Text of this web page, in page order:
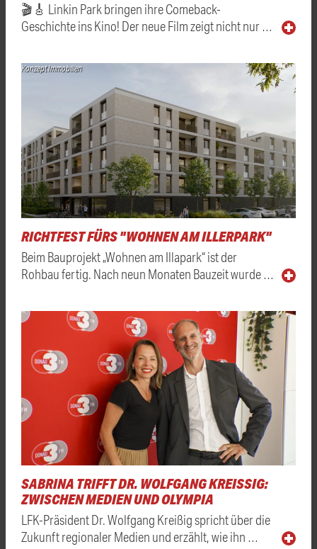
🎬🎸 Linkin Park bringen ihre Comeback-
Geschichte ins Kino! Der neue Film zeigt nicht nur …
Konzept Immobilien
RICHTFEST FÜRS "WOHNEN AM ILLERPARK"
Beim Bauprojekt „Wohnen am Illapark“ ist der
Rohbau fertig. Nach neun Monaten Bauzeit wurde …
SABRINA TRIFFT DR. WOLFGANG KREISSIG: Z
WISCHEN MEDIEN UND OLYMPIA
LFK-Präsident Dr. Wolfgang Kreißig spricht über die
Zukunft regionaler Medien und erzählt, wie ihn …